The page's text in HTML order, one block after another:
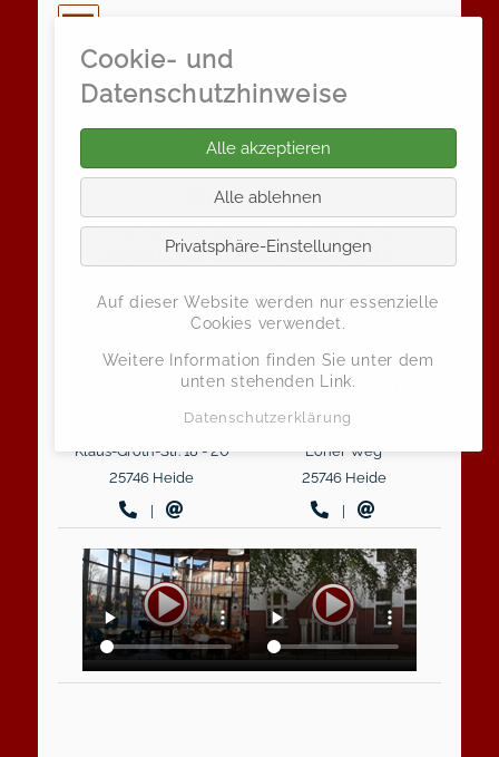
Cookie- und
Datenschutzhinweise
Alle akzeptieren
Alle ablehnen
Privatsphäre-Einstellungen
Auf dieser Website werden nur essenzielle
Cookies verwendet.
Weitere Information finden Sie unter dem
unten stehenden Link.
Datenschutzerklärung
Klaus-Groth-Schule
Grund- und Gemeinschaftsschule der
Stadt Heide
Bili-Schule /
Modellschule für Niederdeutsch
Schule mit Berufswahlsiegel /
Klaus-Groth-Str. 18 - 20
25746 Heide
Loher Weg
25746 Heide